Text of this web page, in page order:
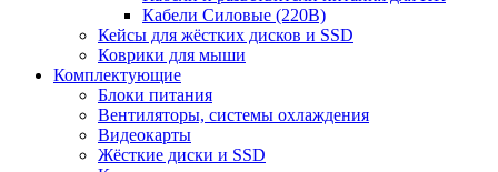
Кабели Силовые (220В)
Кейсы для жёстких дисков и SSD
Коврики для мыши
Комплектующие
Блоки питания
Вентиляторы, системы охлаждения
Видеокарты
Жёсткие диски и SSD